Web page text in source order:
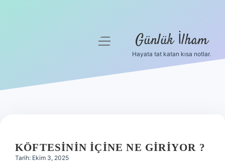
Hakkımızda
menüyü
Günlük İlham
Hayata tat katan kısa notlar.
İLHAM
KÖFTESININ IÇINE NE GIRIYOR ?
Tarih: Ekim 3, 2025